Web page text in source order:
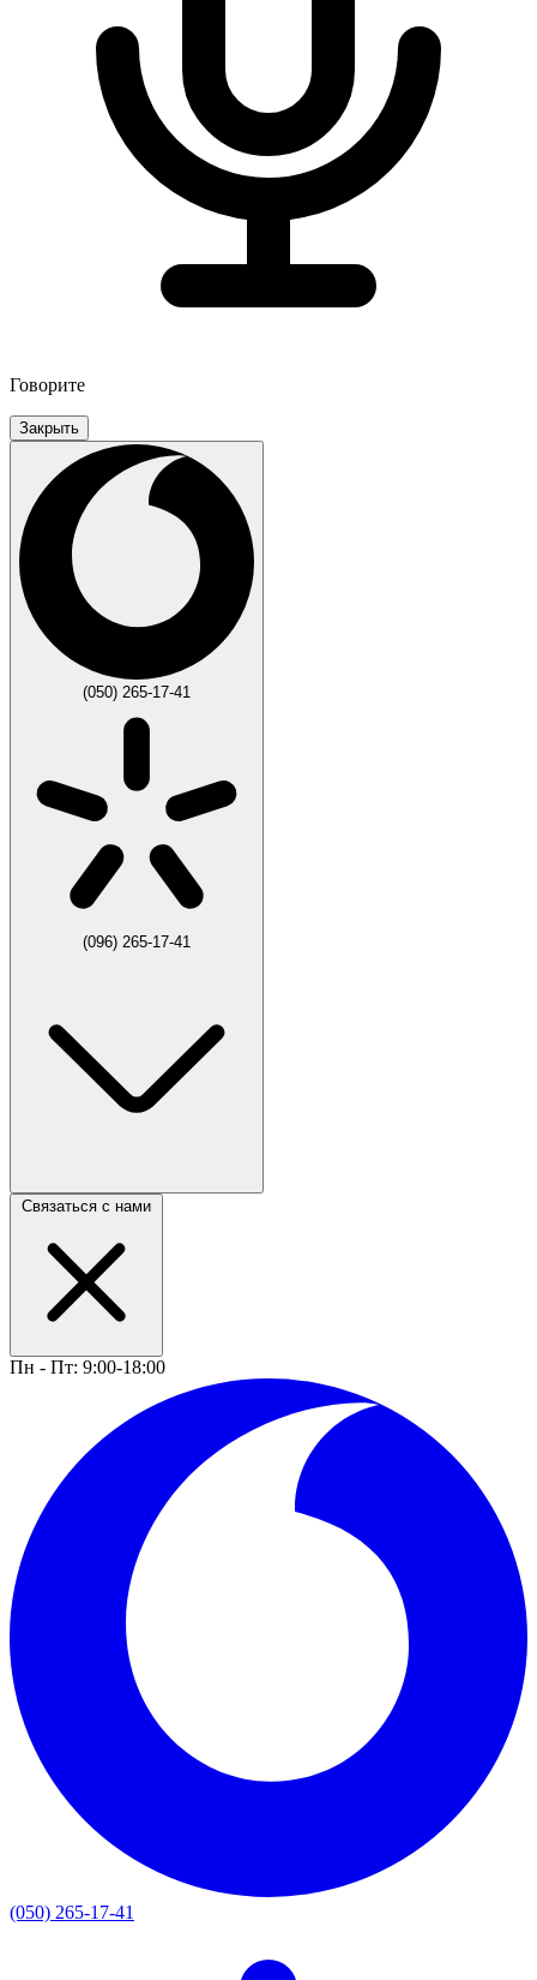
Говорите
Закрыть
(050) 265-17-41
(096) 265-17-41
Связаться с нами
Пн - Пт: 9:00-18:00
(050) 265-17-41